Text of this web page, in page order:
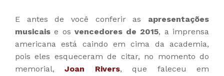
E antes de você conferir as apresentações
musicais e os vencedores de 2015, a imprensa
americana está caindo em cima da academia,
pois eles esqueceram de citar, no momento do
memorial,Joan Rivers, que faleceu em